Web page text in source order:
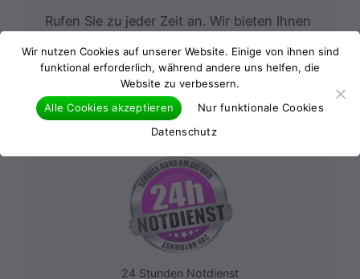
Rufen Sie zu jeder Zeit an. Wir bieten Ihnen
0176 22145965
24 Stunden Notdienst
Wir nutzen Cookies auf unserer Website. Einige von ihnen sind
funktional erforderlich, während andere uns helfen, die
Website zu verbessern.
Alle Cookies akzeptieren
Nur funktionale Cookies
Datenschutz